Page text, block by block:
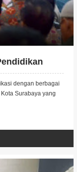
dengan berbagai
Surabaya yang